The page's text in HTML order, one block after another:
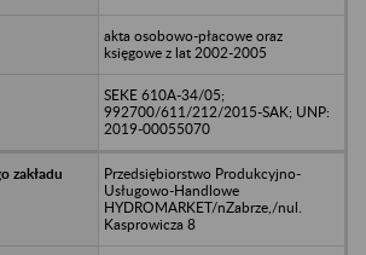
akta osobowo-płacowe oraz
księgowe z lat 2002-2005
SEKE 610A-34/05;
992700/611/212/2015-SAK; UNP:
2019-00055070
Przedsiębiorstwo Produkcyjno-
Usługowo-Handlowe
HYDROMARKET/nZabrze,/nul.
Kasprowicza 8